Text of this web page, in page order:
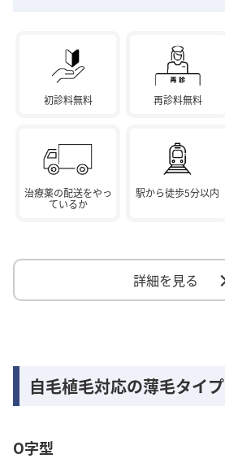
初診料無料 再診料無料
治療薬の配送をやっ
ているか
駅から徒歩5分以内
詳細を見る
自毛植毛対応の薄毛タイプ
O字型